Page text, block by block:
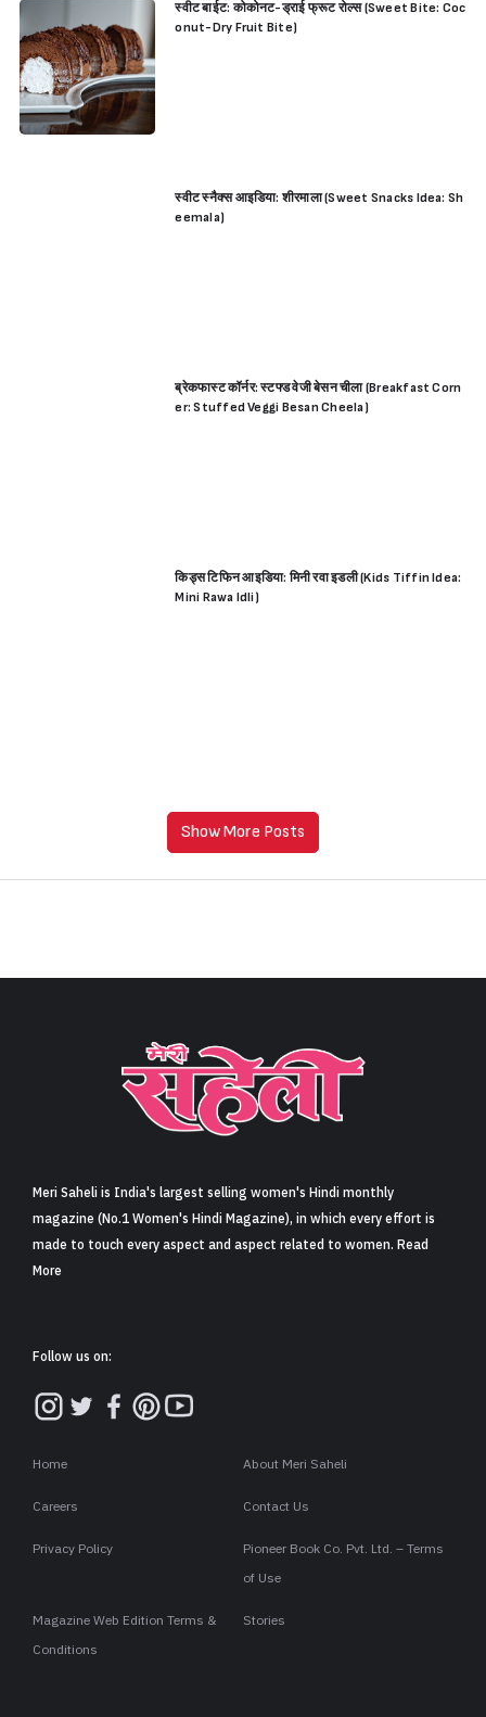
स्वीट बाईट: कोकोनट-ड्राई फ्रूट रोल्स (Sweet Bite: Coc
onut-Dry Fruit Bite)
स्वीट स्नैक्स आइडिया: शीरमाला (Sweet Snacks Idea: Sh
eemala)
ब्रेकफास्ट कॉर्नर: स्टफ्ड वेजी बेसन चीला (Breakfast Corn
er: Stuffed Veggi Besan Cheela)
किड्स टिफिन आइडिया: मिनी रवा इडली (Kids Tiffin Idea:
Mini Rawa Idli)
Show More Posts
Meri Saheli is India's largest selling women's Hindi monthly
magazine (No.1 Women's Hindi Magazine), in which every effort is
made to touch every aspect and aspect related to women. Read
More
Follow us on:
Home About Meri Saheli
Careers Contact Us
Privacy Policy
Pioneer Book Co. Pvt. Ltd. – Terms
of Use
Magazine Web Edition Terms &
Conditions
Stories